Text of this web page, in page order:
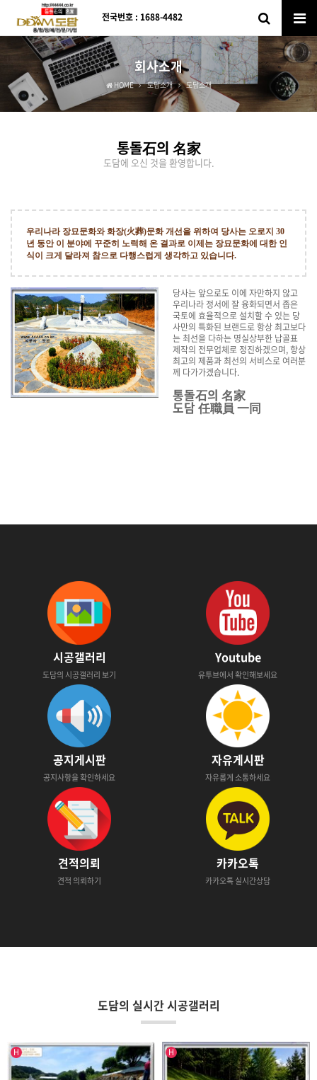
전국번호 : 1688-4482
회사소개
HOME 도담소개 도담소개
통돌石의 名家
도담에 오신 것을 환영합니다.
우리나라 장묘문화와 화장(火葬)문화 개선을 위하여 당사는 오로지 30
년 동안 이 분야에 꾸준히 노력해 온 결과로 이제는 장묘문화에 대한 인
식이 크게 달라져 참으로 다행스럽게 생각하고 있습니다.
당사는 앞으로도 이에 자만하지 않고
우리나라 정서에 잘 융화되면서 좁은
국토에 효율적으로 설치할 수 있는 당
사만의 특화된 브랜드로 항상 최고보다
는 최선을 다하는 명실상부한 납골표
제작의 전무업체로 정진하겠으며, 항상
최고의 제품과 최선의 서비스로 여러분
께 다가가겠습니다.
통돌石의 名家
도담 任職員 一同
시공갤러리
도담의 시공갤러리 보기
Youtube
유투브에서 확인해보세요
공지게시판
공지사항을 확인하세요
자유게시판
자유롭게 소통하세요
견적의뢰
견적 의뢰하기
카카오톡
카카오톡 실시간상담
도담의 실시간 시공갤러리
H
인기글
H
인기글